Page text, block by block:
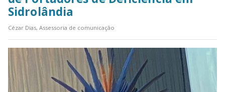
Sidrolândia
Cézar Dias, Assessoria de comunicação